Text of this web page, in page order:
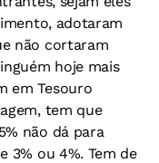
adotaram
não cortaram
hoje mais
em Tesouro
tem que
não dá para
3% ou 4%. Tem de